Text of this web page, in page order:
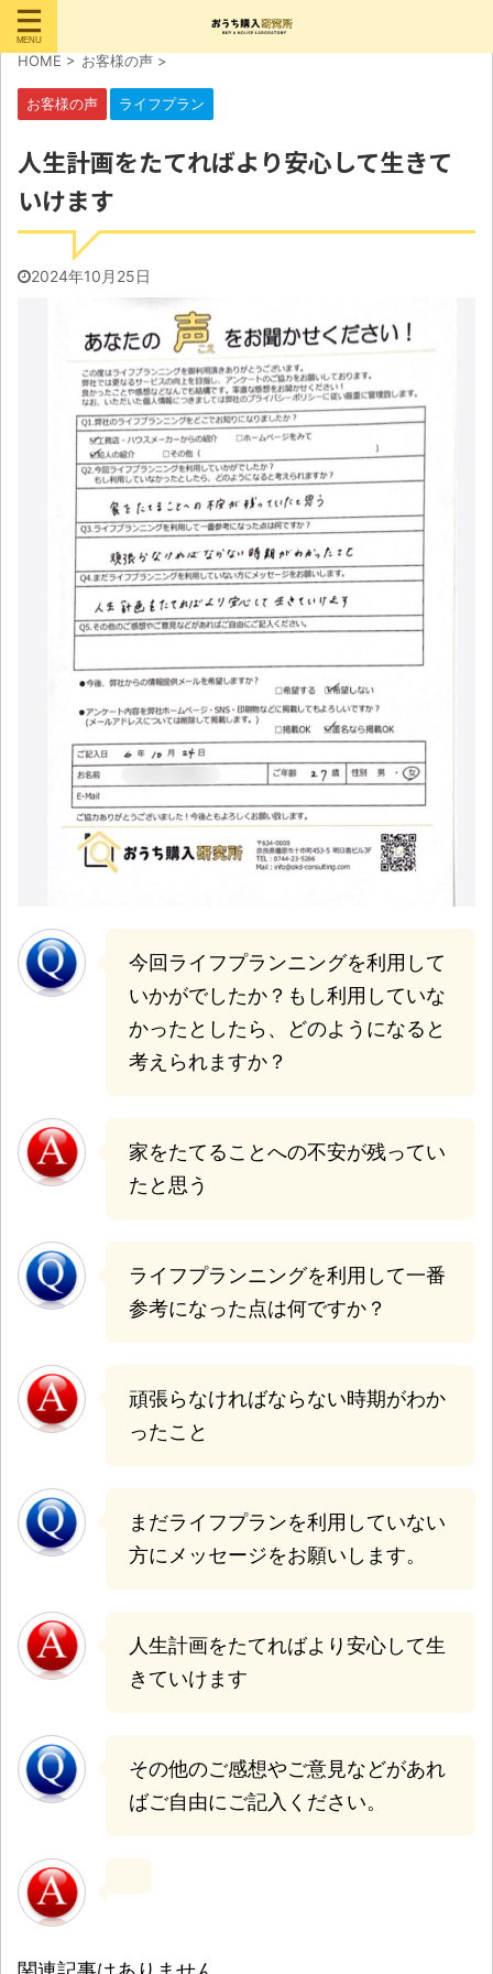
HOME > お客様の声 >
お客様の声 ライフプラン
人生計画をたてればより安心して生きて
いけます
2024年10月25日
今回ライフプランニングを利用して
いかがでしたか？もし利用していな
かったとしたら、どのようになると
考えられますか？
家をたてることへの不安が残ってい
たと思う
ライフプランニングを利用して一番
参考になった点は何ですか？
頑張らなければならない時期がわか
ったこと
まだライフプランを利用していない
方にメッセージをお願いします。
人生計画をたてればより安心して生
きていけます
その他のご感想やご意見などがあれ
ばご自由にご記入ください。